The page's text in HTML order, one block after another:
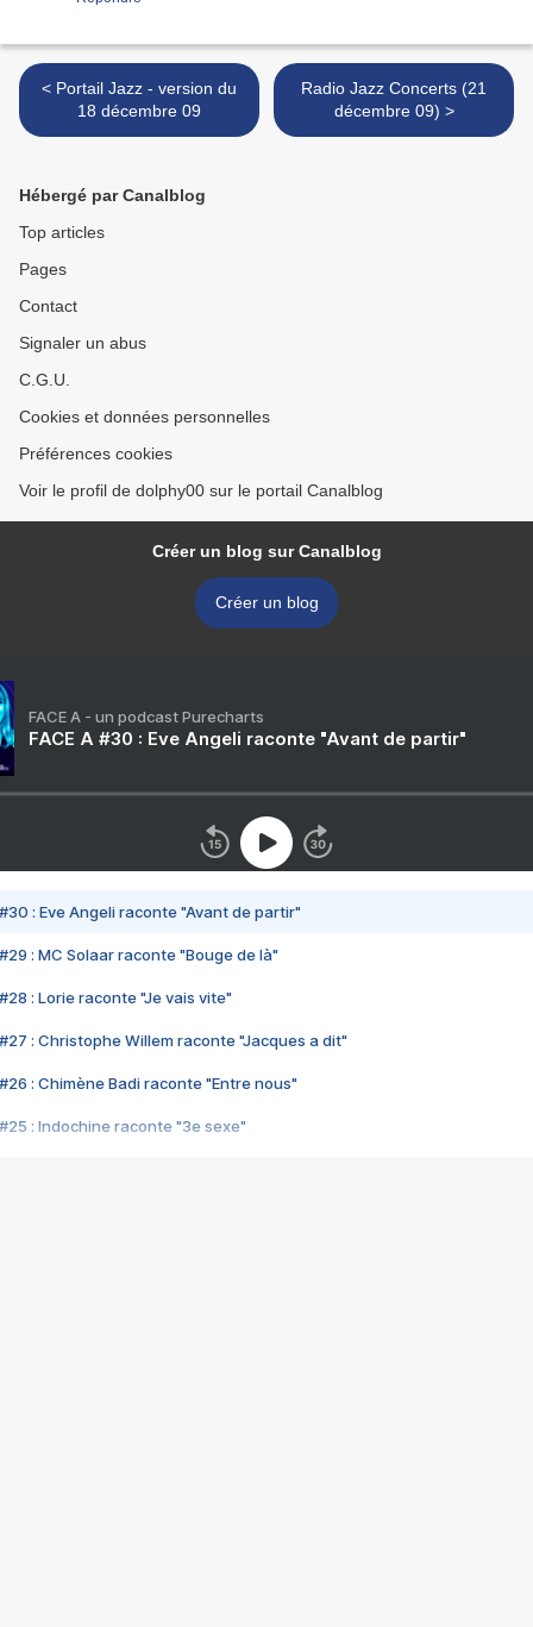
< Portail Jazz - version du
18 décembre 09
Radio Jazz Concerts (21
décembre 09) >
Hébergé par Canalblog
Top articles
Pages
Contact
Signaler un abus
C.G.U.
Cookies et données personnelles
Préférences cookies
Voir le profil de dolphy00 sur le portail Canalblog
Créer un blog sur Canalblog
Créer un blog
FACE A - un podcast Purecharts
FACE A #30 : Eve Angeli raconte "Avant de partir"
#30 : Eve Angeli raconte "Avant de partir"
#29 : MC Solaar raconte "Bouge de là"
#28 : Lorie raconte "Je vais vite"
#27 : Christophe Willem raconte "Jacques a dit"
#26 : Chimène Badi raconte "Entre nous"
#25 : Indochine raconte "3e sexe"